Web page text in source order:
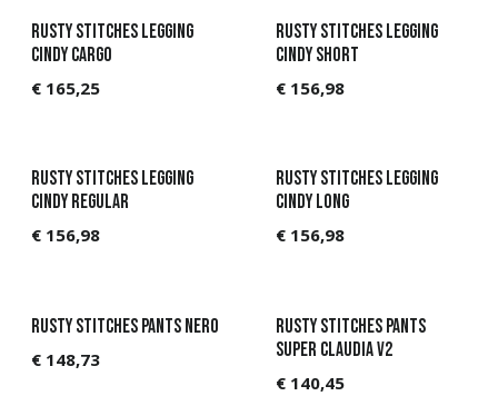
Rusty Stitches Legging
Cindy Cargo
€ 165,25
Rusty Stitches Legging
Cindy Short
€ 156,98
Rusty Stitches Legging
Cindy Regular
€ 156,98
Rusty Stitches Legging
Cindy Long
€ 156,98
Rusty Stitches Pants Nero
€ 148,73
Rusty Stitches Pants
Super Claudia V2
€ 140,45